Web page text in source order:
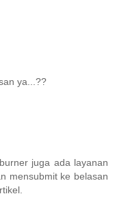
ya...??
juga ada layanan
mensubmit ke belasan